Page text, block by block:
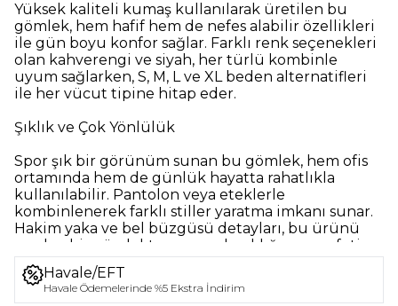
Yüksek kaliteli kumaş kullanılarak üretilen bu
gömlek, hem hafif hem de nefes alabilir özellikleri
ile gün boyu konfor sağlar. Farklı renk seçenekleri
olan kahverengi ve siyah, her türlü kombinle
uyum sağlarken, S, M, L ve XL beden alternatifleri
ile her vücut tipine hitap eder.
Şıklık ve Çok Yönlülük
Spor şık bir görünüm sunan bu gömlek, hem ofis
ortamında hem de günlük hayatta rahatlıkla
kullanılabilir. Pantolon veya eteklerle
kombinlenerek farklı stiller yaratma imkanı sunar.
Hakim yaka ve bel büzgüsü detayları, bu ürünü
sıradan bir gömlekten ayırarak, şıklığı ve zarafeti
bir araya getirir.
TUBA BUTİK’in Hakim Yaka Bel Büzgülü Kadın
Havale/EFT
Havale Ödemelerinde %5 Ekstra İndirim